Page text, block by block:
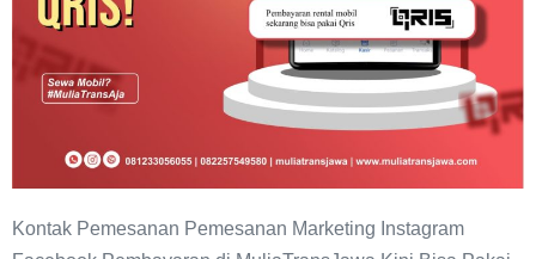
Aman
Kontak Pemesanan Pemesanan Marketing Instagram